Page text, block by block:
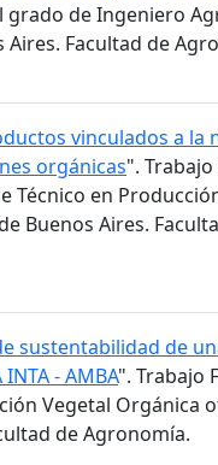
grado de Ingeniero
Facultad de
vinculados a la
orgánicas".
en
Buenos Aires.
sustentabilidad de
- AMBA". Trabajo
Vegetal Orgánica
de Agronomía.